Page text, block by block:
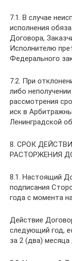
7.1. В случае
исполнения
Договора,
Исполнителю
Федерального
7.2. При
либо
рассмотрения
иск в
Ленинградской
8. СРОК
РАСТОРЖЕНИЯ
8.1. Настоящий
подписания
года с момента
Действие
следующий год,
за 2 (два) месяца